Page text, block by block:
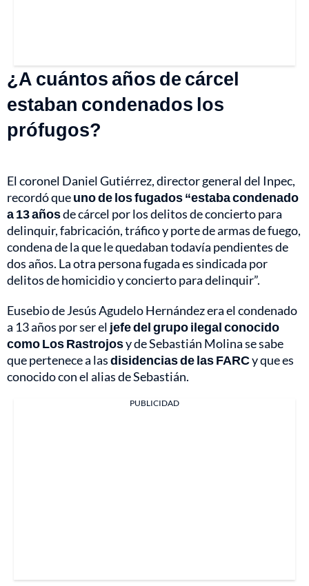
¿A cuántos años de cárcel
estaban condenados los
prófugos?
El coronel Daniel Gutiérrez, director general del Inpec,
recordó queuno de los fugados “estaba condenado
a 13 añosde cárcel por los delitos de concierto para
delinquir, fabricación, tráfico y porte de armas de fuego,
condena de la que le quedaban todavía pendientes de
dos años. La otra persona fugada es sindicada por
delitos de homicidio y concierto para delinquir”.
Eusebio de Jesús Agudelo Hernández era el condenado
a 13 años por ser el jefe del grupo ilegal conocido
como Los Rastrojosy de Sebastián Molina se sabe
que pertenece a lasdisidencias de las FARCy que es
conocido con el alias de Sebastián.
PUBLICIDAD